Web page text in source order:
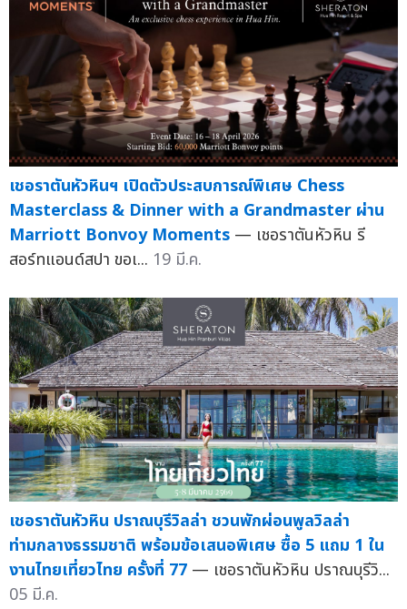
เชอราตันหัวหินฯ เปิดตัวประสบการณ์พิเศษ Chess
Masterclass & Dinner with a Grandmaster ผ่าน
Marriott Bonvoy Moments — เชอราตันหัวหิน รี
สอร์ทแอนด์สปา ขอเ... 19 มี.ค.
เชอราตันหัวหิน ปราณบุรีวิลล่า ชวนพักผ่อนพูลวิลล่า
ท่ามกลางธรรมชาติ พร้อมข้อเสนอพิเศษ ซื้อ 5 แถม 1 ใน
งานไทยเที่ยวไทย ครั้งที่ 77 — เชอราตันหัวหิน ปราณบุรีวิ...
05 มี.ค.